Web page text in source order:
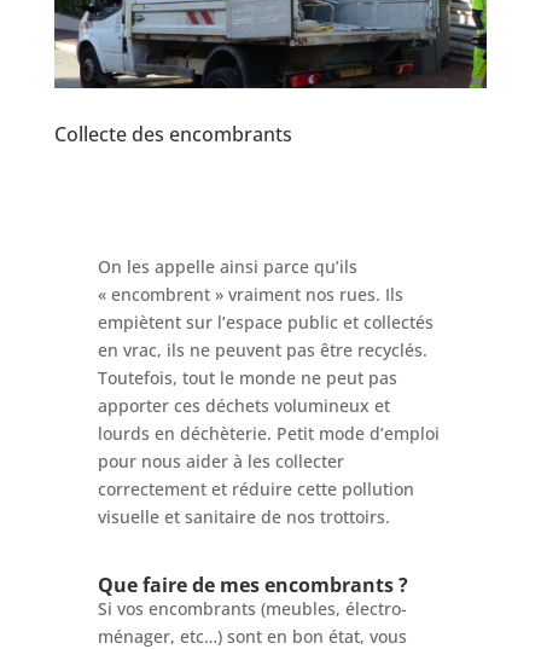
Collecte des encombrants
On les appelle ainsi parce qu’ils
« encombrent » vraiment nos rues. Ils
empiètent sur l’espace public et collectés
en vrac, ils ne peuvent pas être recyclés.
Toutefois, tout le monde ne peut pas
apporter ces déchets volumineux et
lourds en déchèterie. Petit mode d’emploi
pour nous aider à les collecter
correctement et réduire cette pollution
visuelle et sanitaire de nos trottoirs.
Que faire de mes encombrants ?
Si vos encombrants (meubles, électro-
ménager, etc…) sont en bon état, vous